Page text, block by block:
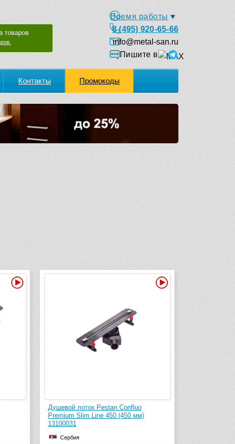
товаров
Время работы
8 (495) 920-65-66
info@metal-san.ru
Пишите в
Контакты Промокоды
Душевой лоток Pestan Confluo
Premium Slim Line 450 (450 мм)
13100031
Сербия